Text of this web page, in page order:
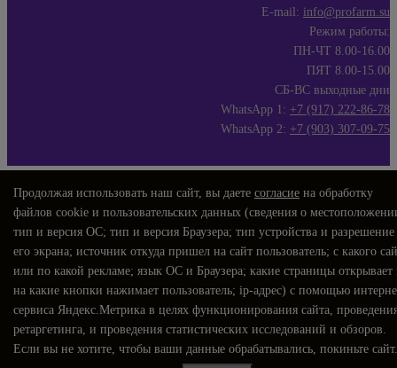
E-mail: info@profarm.su
Режим работы:
ПН-ЧТ 8.00-16.00
ПЯТ 8.00-15.00
СБ-ВС выходные дни
WhatsApp 1: +7 (917) 222-86-78
WhatsApp 2: +7 (903) 307-09-75
Продолжая использовать наш сайт, вы даете согласие на обработку
файлов cookie и пользовательских данных (сведения о
тип и версия ОС; тип и версия Браузера; тип устройства и разрешение
его экрана; источник откуда пришел на сайт пользователь; с какого
или по какой рекламе; язык ОС и Браузера; какие страницы открывает
на какие кнопки нажимает пользователь; ip-адрес) с помощью
сервиса Яндекс.Метрика в целях функционирования сайта,
ретаргетинга, и проведения статистических исследований и обзоров.
Если вы не хотите, чтобы ваши данные обрабатывались, покиньте сайт.